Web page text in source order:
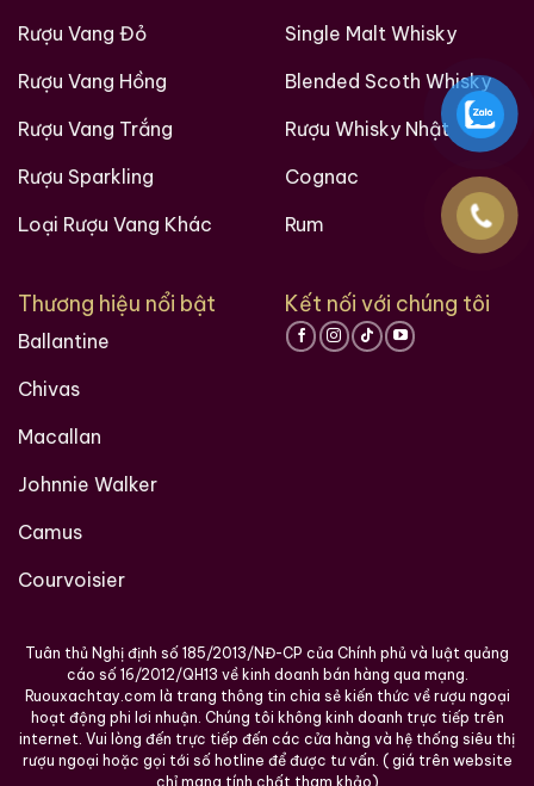
Rượu Vang Đỏ
Rượu Vang Hồng
Rượu Vang Trắng
Rượu Sparkling
Loại Rượu Vang Khác
Single Malt Whisky
Blended Scoth Whisky
Rượu Whisky Nhật
Cognac
Rum
Thương hiệu nổi bật
Ballantine
Chivas
Macallan
Johnnie Walker
Camus
Courvoisier
Kết nối với chúng tôi
Tuân thủ Nghị định số 185/2013/NĐ-CP của Chính phủ và luật quảng
cáo số 16/2012/QH13 về kinh doanh bán hàng qua mạng.
Ruouxachtay.com là trang thông tin chia sẻ kiến thức về rượu ngoại
hoạt động phi lơi nhuận. Chúng tôi không kinh doanh trực tiếp trên
internet. Vui lòng đến trực tiếp đến các cửa hàng và hệ thống siêu thị
rượu ngoại hoặc gọi tới số hotline để được tư vấn. ( giá trên website
chỉ mang tính chất tham khảo)